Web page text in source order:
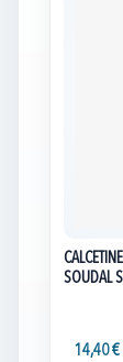
SOUDAL
14,40 €